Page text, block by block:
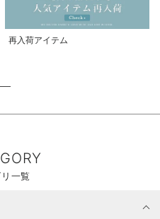
再入荷アイテム
一覧